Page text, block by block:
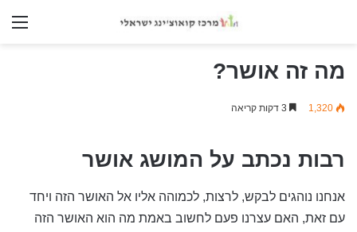
מה זה אושר?
1,320
רבות נכתב על המושג אושר
אנחנו נוהגים לבקש, לרצות, לכמוהה אליו אל האושר הזה ויחד
עם זאת, האם עצרנו פעם לחשוב באמת מה הוא האושר הזה